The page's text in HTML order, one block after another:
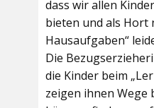
dass wir allen
bieten und als Hort
Hausaufgaben“
Die
die Kinder beim
zeigen ihnen Wege